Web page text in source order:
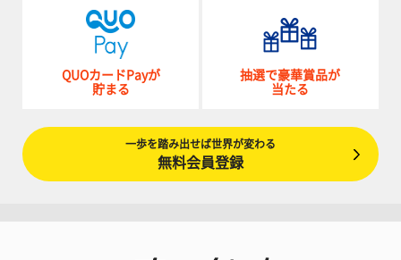
QUOカードPayが
貯まる
抽選で豪華賞品が
当たる
一歩を踏み出せば世界が変わる
無料会員登録